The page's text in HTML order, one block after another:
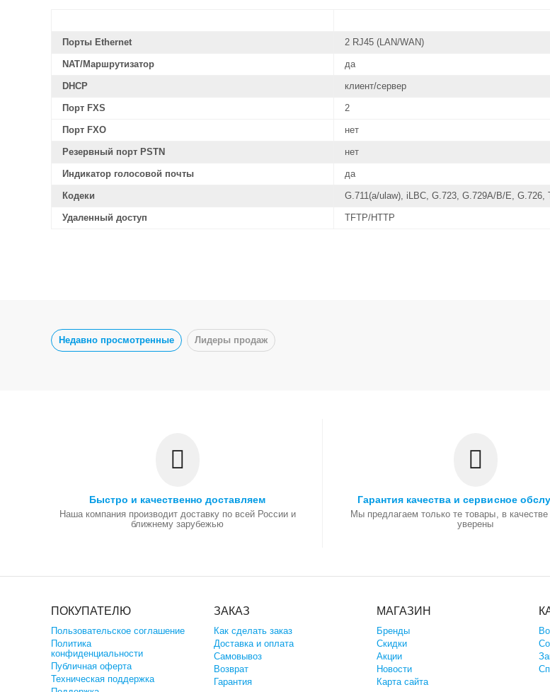
Порты Ethernet 2 RJ45 (LAN/WAN)
NAT/Маршрутизатор да
DHCP клиент/сервер
Порт FXS 2
Порт FXO нет
Резервный порт PSTN нет
Индикатор голосовой почты да
Кодеки G.711(a/ulaw), iLBC, G.723, G.729A/B/E, G.726,
Удаленный доступ TFTP/HTTP
Недавно просмотренные Лидеры продаж
Быстро и качественно доставляем
Наша компания производит доставку по всей России и
ближнему зарубежью
Гарантия качества и сервисное
Мы предлагаем только те товары, в
уверены
ПОКУПАТЕЛЮ
Пользовательское соглашение
Политика
конфиденциальности
Публичная оферта
Техническая поддержка
ЗАКАЗ
Как сделать заказ
Доставка и оплата
Самовывоз
Возврат
Гарантия
МАГАЗИН
Бренды
Скидки
Акции
Новости
Карта сайта